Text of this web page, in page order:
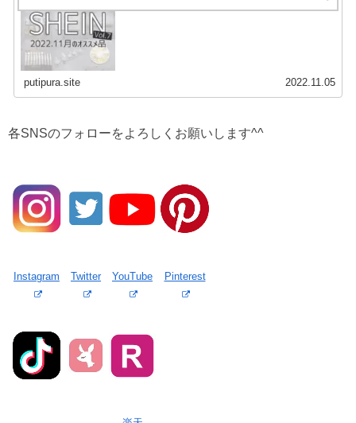
putipura.site 2022.11.05
各SNSのフォローをよろしくお願いします^^
Instagram Twitter YouTube Pinterest